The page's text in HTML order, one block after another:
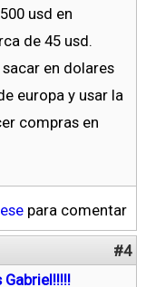
usd en
de 45 usd.
en dolares
europa y usar la
compras en
para comentar
#4